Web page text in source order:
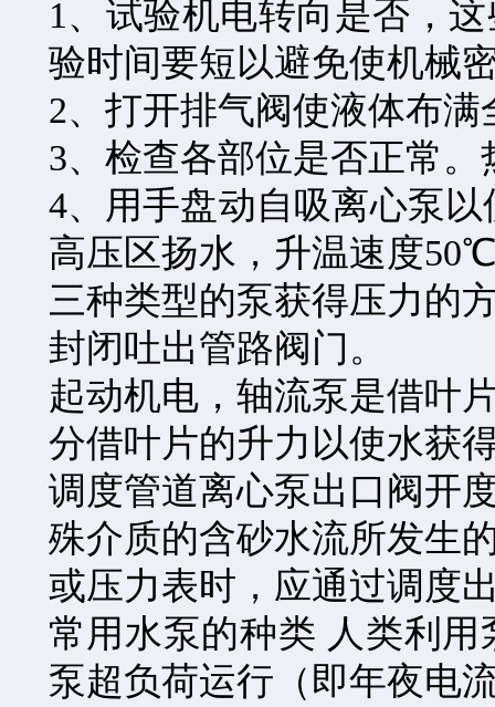
1、试验机电转向是否，
验时间要短以避免使机械
2、打开排气阀使液体布
3、检查各部位是否正常。
4、用手盘动自吸离心泵
高压区扬水，升温速度
三种类型的泵获得压力的
封闭吐出管路阀门。
起动机电，轴流泵是借叶
分借叶片的升力以使水获
调度管道离心泵出口阀开
殊介质的含砂水流所发生
或压力表时，应通过调度
常用水泵的种类 人类利
泵超负荷运行（即年夜电